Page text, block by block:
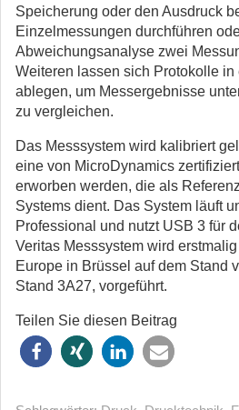
Speicherung oder den Ausdruck
Einzelmessungen durchführen
Abweichungsanalyse zwei
Weiteren lassen sich Protokolle
ablegen, um Messergebnisse
zu vergleichen.
Das Messsystem wird kalibriert
eine von MicroDynamics
erworben werden, die als
Systems dient. Das System läuft
Professional und nutzt USB 3 für
Veritas Messsystem wird
Europe in Brüssel auf dem Stand
Stand 3A27, vorgeführt.
Teilen Sie diesen Beitrag